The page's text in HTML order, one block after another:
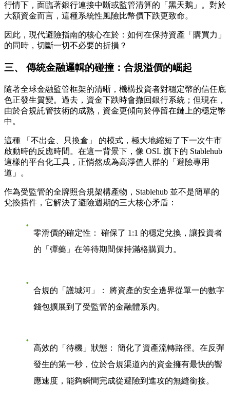
行情下，面臨著銀行連接中斷或監管清算的「黑天鵝」。對於
大額資金而言，這種系統性風險比幣價下跌更致命。
因此，現代避險指南的核心在於： 如何在保持資產「購買力」
的同時，切斷一切不必要的折損？
三、 傳統金融邏輯的碰撞：合規溢價的崛起
隨著全球金融監管框架的清晰，機構投資者對穩定幣的信任底
色正發生質變。過去，資金下跌時會撤回銀行系統；但現在，
由於合規託管技術的成熟，資金更傾向於停留在鏈上的穩定幣
中。
這種 「不出金、只換倉」
的模式，極大地縮短了下一次牛市
啟動時的反應時間。在這一背景下，像 OSL 旗下的 Stablehub
這樣的平台化工具，正悄然成為高淨值人群的「避險專用
道」。
作為受監管的全牌照合規架構產物，Stablehub 並不是簡單的
兌換插件，它解決了避險週期的三大核心矛盾：
零滑價的確定性：
確保了 1:1 的穩定兌換，讓投資者
的「彈藥」在等待期間保持滿格購買力。
合規的「護城河」：
將資產的安全邊界從單一的數字
錢包擴展到了受監管的金融體系內。
高效的「待機」狀態：
簡化了資產流轉路徑。在反彈
發生的第一秒，位於合規渠道內的資金擁有最快的響
應速度，能夠瞬間完成從避險到進攻的無縫銜接。